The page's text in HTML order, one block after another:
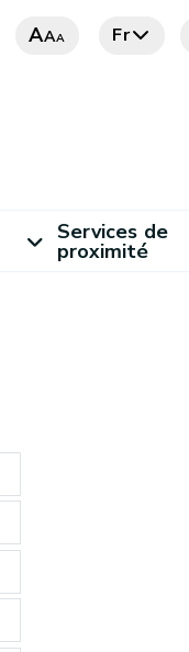
AAA Fr
Services de
proximité